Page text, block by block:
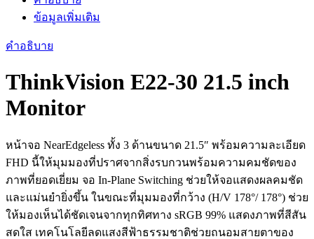
30
ประกัน
ปี
ข้อมูลเพิ่มเติม
คำอธิบาย
ThinkVision E22-30 21.5 inch
Monitor
หน้าจอ NearEdgeless ทั้ง 3 ด้านขนาด 21.5″ พร้อมความละเอียด
FHD นี้ให้มุมมองที่ปราศจากสิ่งรบกวนพร้อมความคมชัดของ
ภาพที่ยอดเยี่ยม จอ In-Plane Switching ช่วยให้จอแสดงผลคมชัด
และแม่นยำยิ่งขึ้น ในขณะที่มุมมองที่กว้าง (H/V 178°/ 178°) ช่วย
ให้มองเห็นได้ชัดเจนจากทุกทิศทาง sRGB 99% แสดงภาพที่สีสัน
สดใส เทคโนโลยีลดแสงสีฟ้าธรรมชาติช่วยถนอมสายตาของ